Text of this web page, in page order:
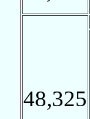
48,325